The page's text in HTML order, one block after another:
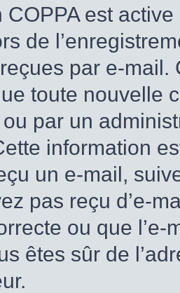
COPPA est
de
par e-
toute nouvelle
par un
information
un e-mail,
pas reçu d’e-
ou que
êtes sûr de